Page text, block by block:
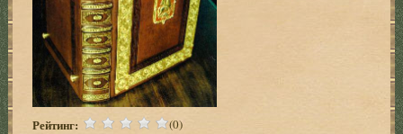
Рейтинг: (0)